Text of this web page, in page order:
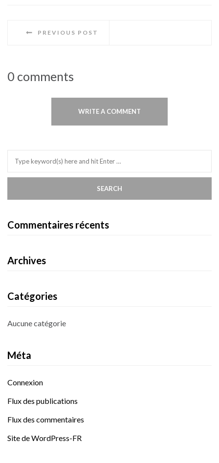
PREVIOUS POST
0 comments
WRITE A COMMENT
Commentaires récents
Archives
Catégories
Aucune catégorie
Méta
Connexion
Flux des publications
Flux des commentaires
Site de WordPress-FR